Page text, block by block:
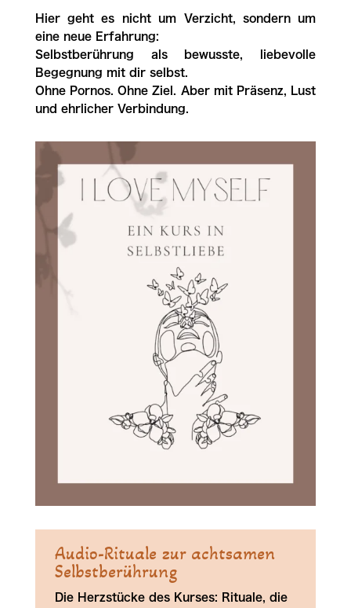
Hier geht es nicht um Verzicht, sondern um
eine neue Erfahrung:
Selbstberührung als bewusste, liebevolle
Begegnung mit dir selbst.
Ohne Pornos. Ohne Ziel. Aber mit Präsenz, Lust
und ehrlicher Verbindung.
Audio-Rituale zur achtsamen
Selbstberührung
Die Herzstücke des Kurses: Rituale, die